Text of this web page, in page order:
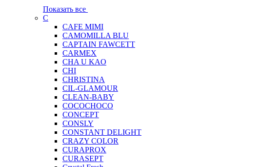
Показать все
C
CAFE MIMI
CAMOMILLA BLU
CAPTAIN FAWCETT
CARMEX
CHA U KAO
CHI
CHRISTINA
CIL-GLAMOUR
CLEAN-BABY
COCOCHOCO
CONCEPT
CONSLY
CONSTANT DELIGHT
CRAZY COLOR
CURAPROX
CURASEPT